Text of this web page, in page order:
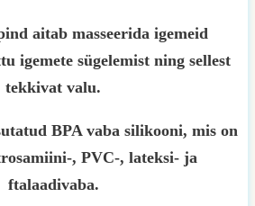
aitab masseerida igemeid
igemete sügelemist ning sellest
tekkivat valu.
BPA vaba silikooni, mis on
, PVC-, lateksi- ja
ftalaadivaba.